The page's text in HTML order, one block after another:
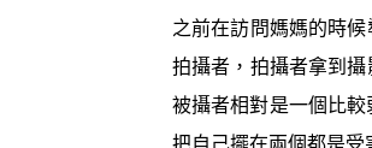
之前在訪問媽媽的時
拍攝者，拍攝者拿到
被攝者相對是一個比
把自己擺在兩個都是受